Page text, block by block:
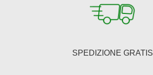
opzioni
SPEDIZIONE GRATIS